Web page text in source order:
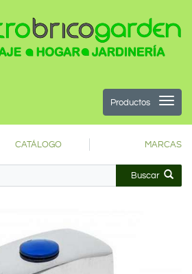
Productos
CATÁLOGO MARCAS
Buscar